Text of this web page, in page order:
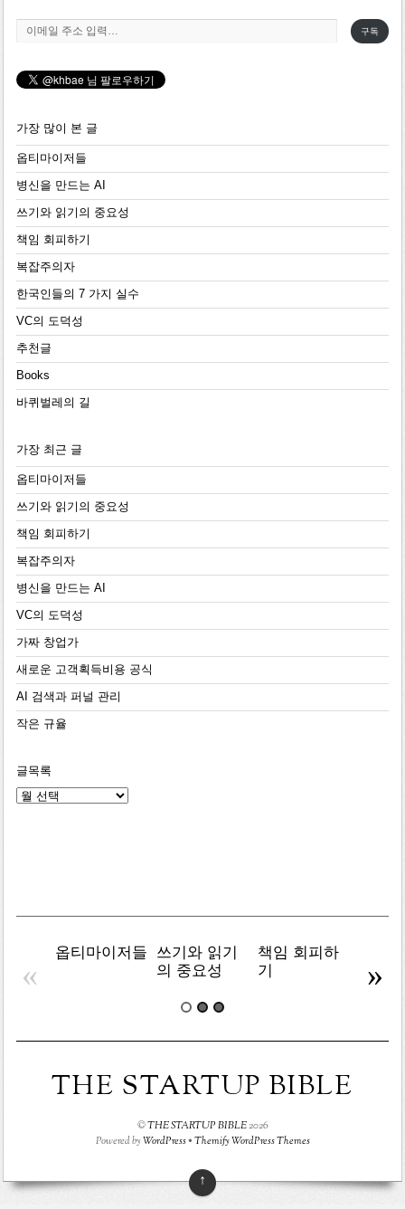
이메일 주소 입력…
구독
가장 많이 본 글
옵티마이저들
병신을 만드는 AI
쓰기와 읽기의 중요성
책임 회피하기
복잡주의자
한국인들의 7 가지 실수
VC의 도덕성
추천글
Books
바퀴벌레의 길
가장 최근 글
옵티마이저들
쓰기와 읽기의 중요성
책임 회피하기
복잡주의자
병신을 만드는 AI
VC의 도덕성
가짜 창업가
새로운 고객획득비용 공식
AI 검색과 퍼널 관리
작은 규율
글목록
글
옵티마이저들
쓰기와 읽기
의 중요성
책임 회피하
기
« »
THE STARTUP BIBLE
©THE STARTUP BIBLE2026
Powered byWordPress•Themify WordPress Themes
↑